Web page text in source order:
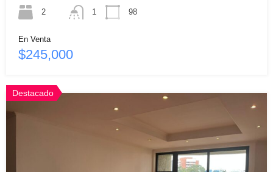
2
1
98
En Venta
$245,000
Destacado